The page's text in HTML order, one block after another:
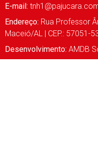
E-mail:
Endereço: Rua Professor
Maceió/AL | CEP.: 57051-
Desenvolvimento: AMDB